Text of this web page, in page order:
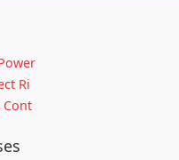
Ri